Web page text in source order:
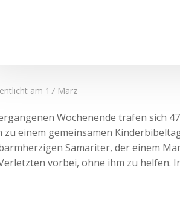
am 17 März
Wochenende trafen sich
zu einem gemeinsamen
Samariter, der einem
vorbei, ohne ihm zu helfen.